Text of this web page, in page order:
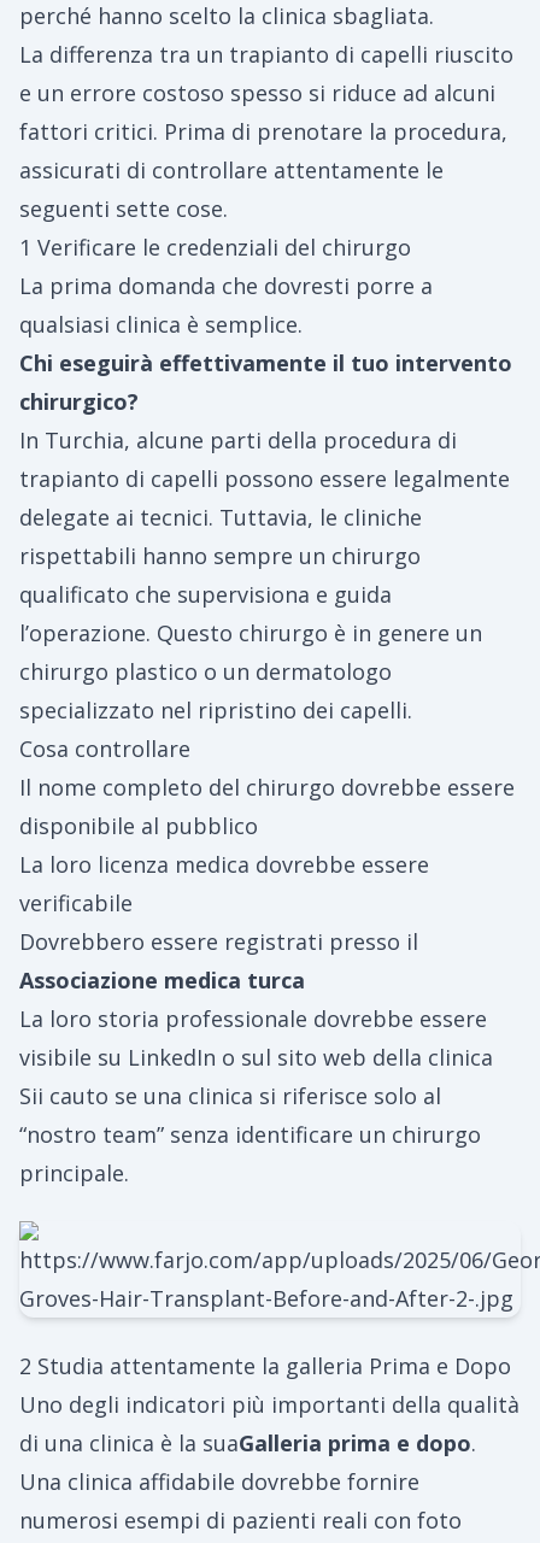
perché hanno scelto la clinica sbagliata.
La differenza tra un trapianto di capelli riuscito
e un errore costoso spesso si riduce ad alcuni
fattori critici. Prima di prenotare la procedura,
assicurati di controllare attentamente le
seguenti sette cose.
1 Verificare le credenziali del chirurgo
La prima domanda che dovresti porre a
qualsiasi clinica è semplice.
Chi eseguirà effettivamente il tuo intervento
chirurgico?
In Turchia, alcune parti della procedura di
trapianto di capelli possono essere legalmente
delegate ai tecnici. Tuttavia, le cliniche
rispettabili hanno sempre un chirurgo
qualificato che supervisiona e guida
l’operazione. Questo chirurgo è in genere un
chirurgo plastico o un dermatologo
specializzato nel ripristino dei capelli.
Cosa controllare
Il nome completo del chirurgo dovrebbe essere
disponibile al pubblico
La loro licenza medica dovrebbe essere
verificabile
Dovrebbero essere registrati presso il
Associazione medica turca
La loro storia professionale dovrebbe essere
visibile su LinkedIn o sul sito web della clinica
Sii cauto se una clinica si riferisce solo al
“nostro team” senza identificare un chirurgo
principale.
2 Studia attentamente la galleria Prima e Dopo
Uno degli indicatori più importanti della qualità
di una clinica è la suaGalleria prima e dopo.
Una clinica affidabile dovrebbe fornire
numerosi esempi di pazienti reali con foto